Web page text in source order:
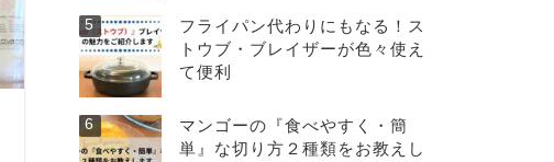
フライパン代わりにもなる！ス
トウブ・ブレイザーが色々使え
て便利
マンゴーの『食べやすく・簡
単』な切り方２種類をお教えし